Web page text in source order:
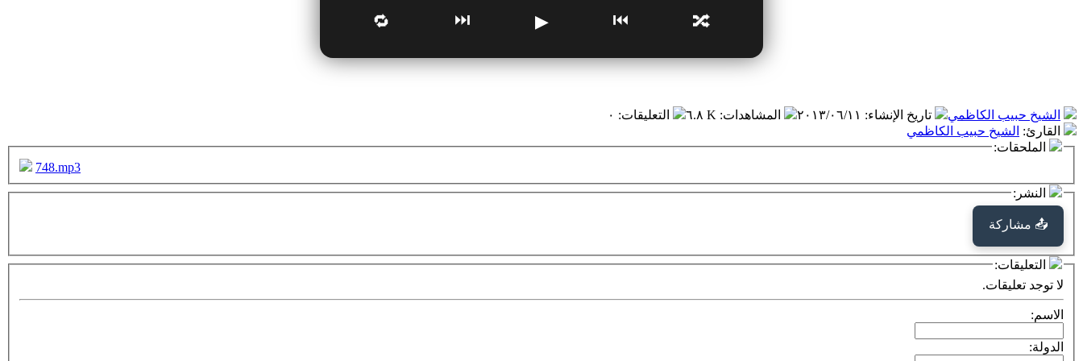
🔀
⏮
▶
⏭
🔁
الشيخ حبيب الكاظمي تاريخ الإنشاء: ٢٠١٣/٠٦/١١ المشاهدات: ٦.٨ K التعليقات: ٠
القارئ: الشيخ حبيب الكاظمي
الملحقات:
748.mp3
النشر:
📤 مشاركة
التعليقات:
لا توجد تعليقات.
الاسم:
الدولة: